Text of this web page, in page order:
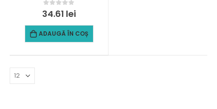
0out of 5
34.61 lei
ADAUGĂ ÎN COȘ